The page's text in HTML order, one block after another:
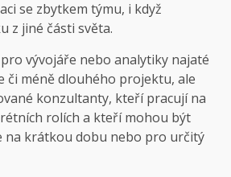
se zbytkem týmu, i když
z jiné části světa.
vývojáře nebo analytiky najaté
či méně dlouhého projektu, ale
konzultanty, kteří pracují na
rolích a kteří mohou být
na krátkou dobu nebo pro určitý